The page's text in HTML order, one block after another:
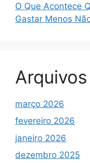
O Que Acontece
Gastar Menos
Arquivos
março 2026
fevereiro 2026
janeiro 2026
dezembro 2025